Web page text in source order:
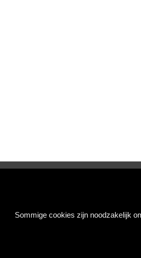
Sommige cookies zijn noodzakelijk